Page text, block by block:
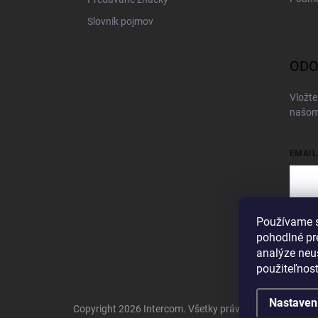
Používame
pohodlné
analýze
Slovník pojmov
EMAIL
Copyright 2026 Intercom. Všetky práva vyhradené.